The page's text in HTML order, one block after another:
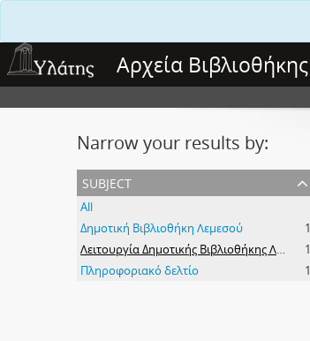
Αρχεία Βιβλιοθήκης
Narrow your results by:
subject
All
Δημοτική Βιβλιοθήκη Λεμεσού
1
Λειτουργία Δημοτικής Βιβλιοθήκης Λεμεσού
1
Πληροφοριακό δελτίο
1